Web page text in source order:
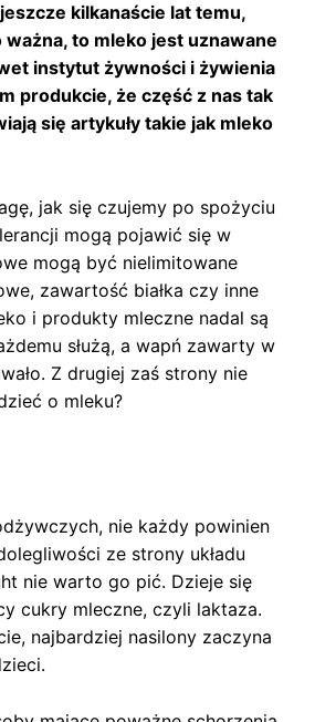
kilkanaście lat temu,
to mleko jest uznawane
instytut żywności i żywienia
produkcie, że część z nas tak
się artykuły takie jak mleko
jak się czujemy po spożyciu
mogą pojawić się w
mogą być nielimitowane
zawartość białka czy inne
i produkty mleczne nadal są
służą, a wapń zawarty w
Z drugiej zaś strony nie
o mleku?
nie każdy powinien
ze strony układu
nie warto go pić. Dzieje się
cukry mleczne, czyli laktaza.
najbardziej nasilony zaczyna